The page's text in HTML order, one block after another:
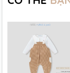
17Kg
- Size 4 - 5Y: (
- Size 5 - 6Y: ( Viết